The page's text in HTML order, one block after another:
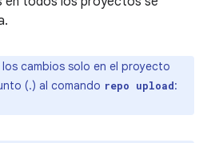
los cambios solo en el proyecto
(.) al comando repo upload: